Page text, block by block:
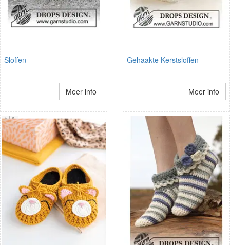
Sloffen
Meer info
Gehaakte Kerstsloffen
Meer info